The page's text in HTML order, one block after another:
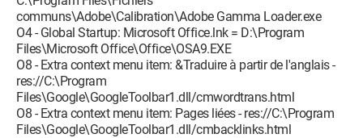
communs\Adobe\Calibration\Adobe Gamma Loader.exe
O4 - Global Startup: Microsoft Office.lnk = D:\Program
Files\Microsoft Office\Office\OSA9.EXE
O8 - Extra context menu item: &Traduire à partir de l'anglais -
res://C:\Program
Files\Google\GoogleToolbar1.dll/cmwordtrans.html
O8 - Extra context menu item: Pages liées - res://C:\Program
Files\Google\GoogleToolbar1.dll/cmbacklinks.html